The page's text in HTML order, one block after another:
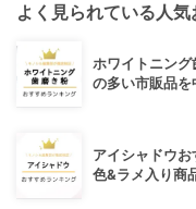
よく見られている人
ホワイトニング
の多い市販品を
アイシャドウ
色&ラメ入り商